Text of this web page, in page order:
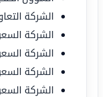
الشركة
الشركة
الشركة
الشركة
الشركة